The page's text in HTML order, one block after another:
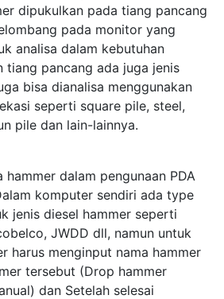
dipukulkan pada tiang pancang
pada monitor yang
analisa dalam kebutuhan
tiang pancang ada juga jenis
bisa dianalisa menggunakan
seperti square pile, steel,
pile dan lain-lainnya.
hammer dalam pengunaan PDA
komputer sendiri ada type
jenis diesel hammer seperti
JWDD dll, namun untuk
harus menginput nama hammer
tersebut (Drop hammer
dan Setelah selesai